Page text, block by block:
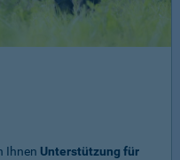
Ihnen Unterstützung für